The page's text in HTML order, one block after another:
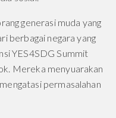
generasi muda yang
berbagai negara yang
YES4SDG Summit
Mereka menyuarakan
permasalahan